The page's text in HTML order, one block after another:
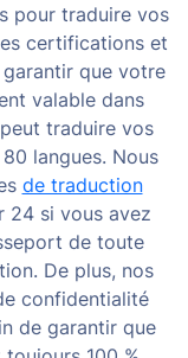
pour traduire vos
certifications et
que votre
valable dans
traduire vos
langues. Nous
de traduction
24 si vous avez
de toute
De plus, nos
confidentialité
de garantir que